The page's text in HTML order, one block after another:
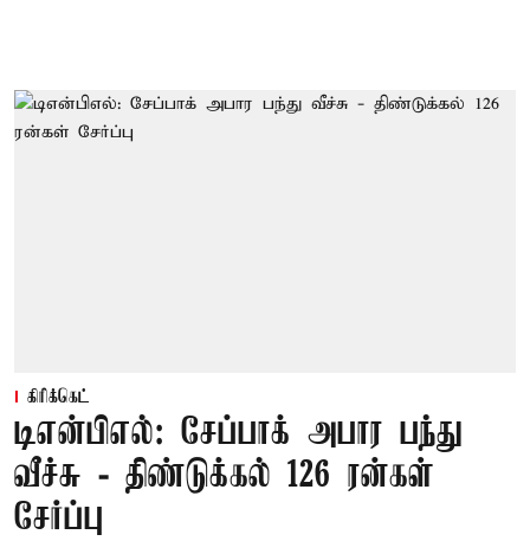
கிரிக்கெட்
டிஎன்பிஎல்: சேப்பாக் அபார பந்து
வீச்சு - திண்டுக்கல் 126 ரன்கள்
சேர்ப்பு